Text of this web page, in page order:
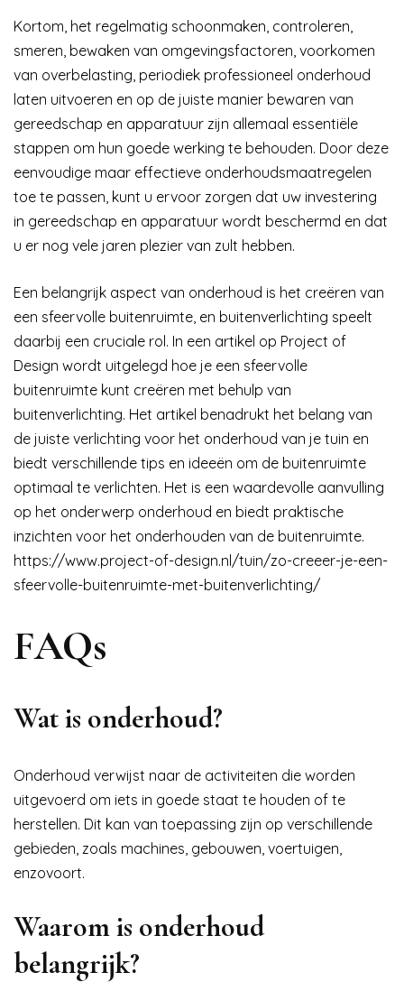
Kortom, het regelmatig schoonmaken, controleren,
smeren, bewaken van omgevingsfactoren, voorkomen
van overbelasting, periodiek professioneel onderhoud
laten uitvoeren en op de juiste manier bewaren van
gereedschap en apparatuur zijn allemaal essentiële
stappen om hun goede werking te behouden. Door deze
eenvoudige maar effectieve onderhoudsmaatregelen
toe te passen, kunt u ervoor zorgen dat uw investering
in gereedschap en apparatuur wordt beschermd en dat
u er nog vele jaren plezier van zult hebben.
Een belangrijk aspect van onderhoud is het creëren van
een sfeervolle buitenruimte, en buitenverlichting speelt
daarbij een cruciale rol. In een artikel op Project of
Design wordt uitgelegd hoe je een sfeervolle
buitenruimte kunt creëren met behulp van
buitenverlichting. Het artikel benadrukt het belang van
de juiste verlichting voor het onderhoud van je tuin en
biedt verschillende tips en ideeën om de buitenruimte
optimaal te verlichten. Het is een waardevolle aanvulling
op het onderwerp onderhoud en biedt praktische
inzichten voor het onderhouden van de buitenruimte.
https://www.project-of-design.nl/tuin/zo-creeer-je-een-
sfeervolle-buitenruimte-met-buitenverlichting/
FAQs
Wat is onderhoud?
Onderhoud verwijst naar de activiteiten die worden
uitgevoerd om iets in goede staat te houden of te
herstellen. Dit kan van toepassing zijn op verschillende
gebieden, zoals machines, gebouwen, voertuigen,
enzovoort.
Waarom is onderhoud
belangrijk?